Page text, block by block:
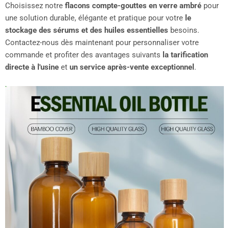
Choisissez notre flacons compte-gouttes en verre ambré pour
une solution durable, élégante et pratique pour votre le
stockage des sérums et des huiles essentielles besoins.
Contactez-nous dès maintenant pour personnaliser votre
commande et profiter des avantages suivants la tarification
directe à l'usine et un service après-vente exceptionnel .